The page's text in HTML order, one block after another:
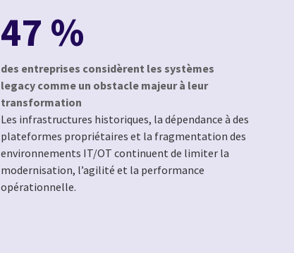
47 %
des entreprises considèrent les systèmes
legacy comme un obstacle majeur à leur
transformation
Les infrastructures historiques, la dépendance à des
plateformes propriétaires et la fragmentation des
environnements IT/OT continuent de limiter la
modernisation, l’agilité et la performance
opérationnelle.